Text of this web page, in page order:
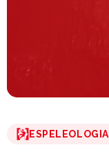
ESPELEOLOGIA